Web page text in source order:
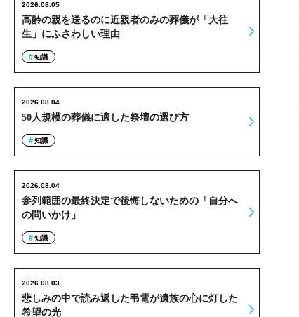
高齢の親を送るのに近親者のみの葬儀が「大往
生」にふさわしい理由
2026.08.05
知識
50人規模の葬儀に適した祭壇の選び方
2026.08.04
知識
参列範囲の最終決定で後悔しないための「自分へ
の問いかけ」
2026.08.04
知識
悲しみの中で読み返した弔電が遺族の心に灯した
希望の光
2026.08.03